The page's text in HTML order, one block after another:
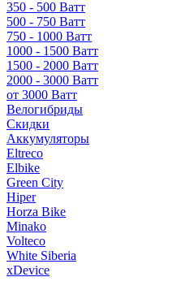
350 - 500 Ватт
500 - 750 Ватт
750 - 1000 Ватт
1000 - 1500 Ватт
1500 - 2000 Ватт
2000 - 3000 Ватт
от 3000 Ватт
Велогибриды
Скидки
Аккумуляторы
Eltreco
Elbike
Green City
Hiper
Horza Bike
Minako
Volteco
White Siberia
xDevice